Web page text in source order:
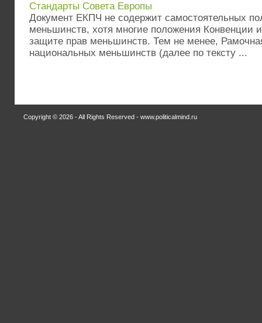
Стандарты Совета Европы
Документ ЕКПЧ не содержит самостоятельных
меньшинств, хотя многие положения Конвенции
защите прав меньшинств. Тем не менее,
национальных меньшинств (далее по тексту ...
Copyright © 2026 - All Rights Reserved - www.politicalmind.ru